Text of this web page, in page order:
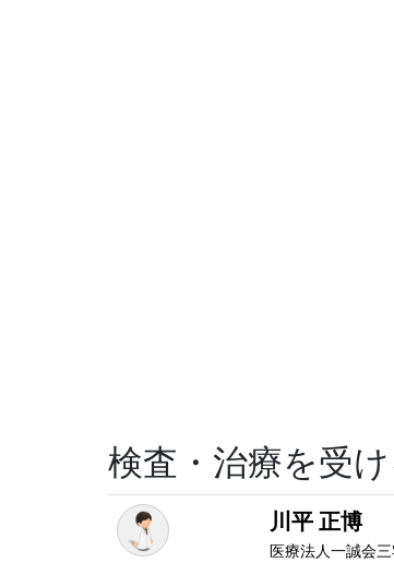
検査・治療を受
川平 正博
医療法人一誠会